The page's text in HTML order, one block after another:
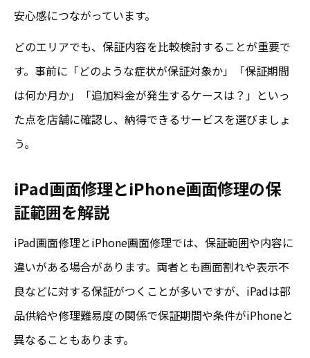
iPhone画面修理で無償交換条件を確認する
方法
成田エリアでのiPhone画面修理無償交換の
実情
口コミから分かるiPhone画面修理の無償事
例
iPhone画面修理/成田で無償交換を受けるコ
ツ
八街・成田エリアの画面修理対応を徹底解説
安心感につながっています。
どのエリアでも、保証内容を比較検討することが重要で
す。事前に「どのような症状が保証対象か」「保証期間
は何か月か」「追加料金が発生するケースは？」といっ
た点を店舗に確認し、納得できるサービスを選びましょ
う。
iPad画面修理とiPhone画面修理の保
証範囲を解説
iPad画面修理とiPhone画面修理では、保証範囲や内容に
違いがある場合があります。両者とも画面割れや表示不
良などに対する保証がつくことが多いですが、iPadは部
品供給や修理難易度の関係で保証期間や条件がiPhoneと
異なることもあります。